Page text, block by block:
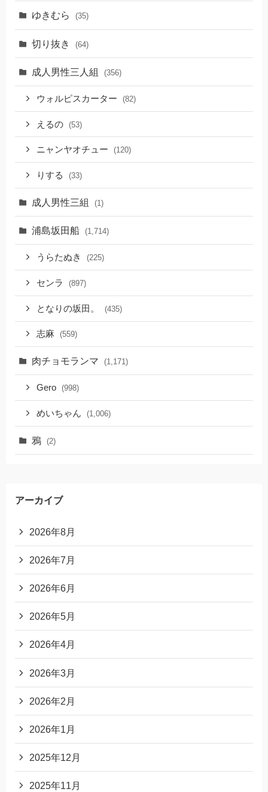
ゆきむら (35)
切り抜き (64)
成人男性三人組 (356)
ウォルピスカーター (82)
えるの (53)
ニャンヤオチュー (120)
りする (33)
成人男性三組 (1)
浦島坂田船 (1,714)
うらたぬき (225)
センラ (897)
となりの坂田。 (435)
志麻 (559)
肉チョモランマ (1,171)
Gero (998)
めいちゃん (1,006)
鴉 (2)
アーカイブ
2026年8月
2026年7月
2026年6月
2026年5月
2026年4月
2026年3月
2026年2月
2026年1月
2025年12月
2025年11月